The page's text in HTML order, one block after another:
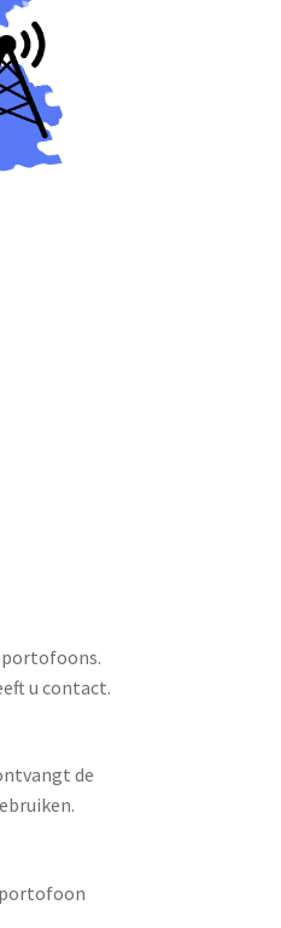
portofoons.
u contact.
de
portofoon